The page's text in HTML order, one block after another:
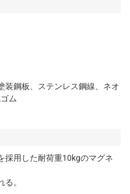
装鋼板、ステンレス鋼線、ネオ
ム
採用した耐荷重10kgのマグネ
。